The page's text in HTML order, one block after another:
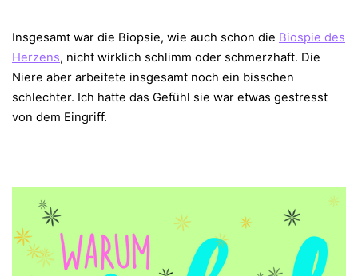
Insgesamt war die Biopsie, wie auch schon die Biospie des
Herzens, nicht wirklich schlimm oder schmerzhaft. Die
Niere aber arbeitete insgesamt noch ein bisschen
schlechter. Ich hatte das Gefühl sie war etwas gestresst
von dem Eingriff.